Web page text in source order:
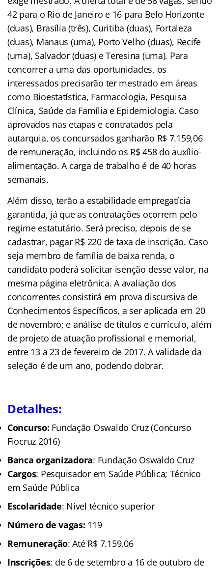
42 para o Rio de Janeiro e 16 para Belo Horizonte
(duas), Brasília (três), Curitiba (duas), Fortaleza
(duas), Manaus (uma), Porto Velho (duas), Recife
(uma), Salvador (duas) e Teresina (uma). Para
concorrer a uma das oportunidades, os
interessados precisarão ter mestrado em áreas
como Bioestatística, Farmacologia, Pesquisa
Clínica, Saúde da Família e Epidemiologia. Caso
aprovados nas etapas e contratados pela
autarquia, os concursados ganharão R$ 7.159,06
de remuneração, incluindo os R$ 458 do auxílio-
alimentação. A carga de trabalho é de 40 horas
semanais.
Além disso, terão a estabilidade empregatícia
garantida, já que as contratações ocorrem pelo
regime estatutário. Será preciso, depois de se
cadastrar, pagar R$ 220 de taxa de inscrição. Caso
seja membro de família de baixa renda, o
candidato poderá solicitar isenção desse valor, na
mesma página eletrônica. A avaliação dos
concorrentes consistirá em prova discursiva de
Conhecimentos Específicos, a ser aplicada em 20
de novembro; e análise de títulos e currículo, além
de projeto de atuação profissional e memorial,
entre 13 a 23 de fevereiro de 2017. A validade da
seleção é de um ano, podendo dobrar.
Detalhes:
Concurso: Fundação Oswaldo Cruz (Concurso
Fiocruz 2016)
Banca organizadora: Fundação Oswaldo Cruz
Cargos: Pesquisador em Saúde Pública; Técnico
em Saúde Pública
Escolaridade: Nível técnico superior
Número de vagas: 119
Remuneração: Até R$ 7.159,06
Inscrições: de 6 de setembro a 16 de outubro de